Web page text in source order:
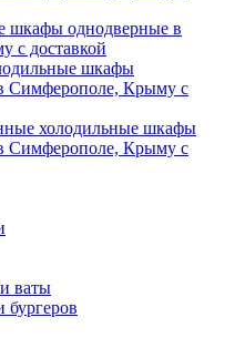
шкафы однодверные в
с доставкой
шкафы
Симферополе, Крыму с
холодильные шкафы
Симферополе, Крыму с
ваты
бургеров